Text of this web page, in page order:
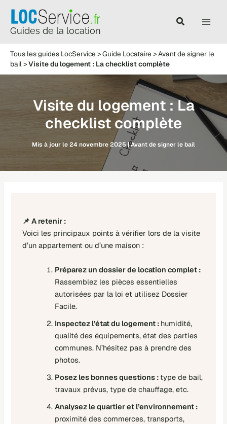
contenu
Guides de la location
Tous les guides LocService >Guide Locataire >Avant de signer le
bail>Visite du logement : La checklist complète
Visite du logement : La
checklist complète
24 novembre 2025|Avant de signer le bail
Voici les principaux points à vérifier lors de la visite
d’un appartement ou d’une maison :
Préparez un dossier de location complet :
Rassemblez les pièces essentielles
autorisées par la loi et utilisez Dossier
Facile.
Inspectez l’état du logement : humidité,
qualité des équipements, état des parties
communes. N’hésitez pas à prendre des
photos.
Posez les bonnes questions :type de bail,
travaux prévus, type de chauffage, etc.
Analysez le quartier et l’environnement :
proximité des commerces, transports,